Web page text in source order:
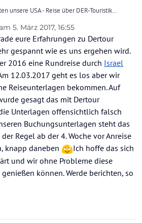
unsere USA - Reise über DER-Touristik
in der gebuchten Version durchführen. Der
von dem Helikopter Unternehmen nicht
aber DER-Touristik zahlt die zu viel
Leistungen nicht an uns zurück. Also Vorsicht
des Veranstalters.
5. März 2017, 16:55
von
eure Erfahrungen zu Dertour
gespannt wie es uns ergehen wird.
2016 eine Rundreise durch Israel
12.03.2017 geht es los aber wir
Reiseunterlagen bekommen. Auf
gesagt das mit Dertour
Unterlagen offensichtlich falsch
Buchungsunterlagen steht das
Regel ab der 4. Woche vor Anreise
knapp daneben
Ich hoffe das sich
und wir ohne Probleme diese
können. Werde berichten, so